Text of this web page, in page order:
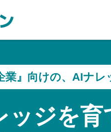
業』向けの、AIナ
ッジを育